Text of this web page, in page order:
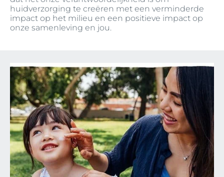
huidverzorging te creëren met een verminderde
impact op het milieu en een positieve impact op
onze samenleving en jou.